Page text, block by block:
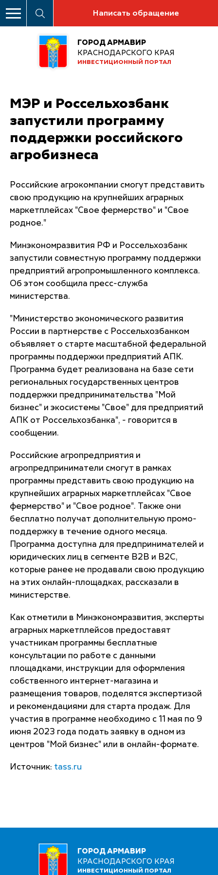
Написать обращение
ГОРОД АРМАВИР
КРАСНОДАРСКОГО КРАЯ
ИНВЕСТИЦИОННЫЙ ПОРТАЛ
МЭР и Россельхозбанк
запустили программу
поддержки российского
агробизнеса
Российские агрокомпании смогут представить
свою продукцию на крупнейших аграрных
маркетплейсах "Свое фермерство" и "Свое
родное."
Минэкономразвития РФ и Россельхозбанк
запустили совместную программу поддержки
предприятий агропромышленного комплекса.
Об этом сообщила пресс-служба
министерства.
"Министерство экономического развития
России в партнерстве с Россельхозбанком
объявляет о старте масштабной федеральной
программы поддержки предприятий АПК.
Программа будет реализована на базе сети
региональных государственных центров
поддержки предпринимательства "Мой
бизнес" и экосистемы "Свое" для предприятий
АПК от Россельхозбанка", - говорится в
сообщении.
Российские агропредприятия и
агропредприниматели смогут в рамках
программы представить свою продукцию на
крупнейших аграрных маркетплейсах "Свое
фермерство" и "Свое родное". Также они
бесплатно получат дополнительную промо-
поддержку в течение одного месяца.
Программа доступна для предпринимателей и
юридических лиц в сегменте В2В и В2С,
которые ранее не продавали свою продукцию
на этих онлайн-площадках, рассказали в
министерстве.
Как отметили в Минэкономразвития, эксперты
аграрных маркетплейсов предоставят
участникам программы бесплатные
консультации по работе с данными
площадками, инструкции для оформления
собственного интернет-магазина и
размещения товаров, поделятся экспертизой
и рекомендациями для старта продаж. Для
участия в программе необходимо с 11 мая по 9
июня 2023 года подать заявку в одном из
центров "Мой бизнес" или в онлайн-формате.
Источник: tass.ru
ГОРОД АРМАВИР
КРАСНОДАРСКОГО КРАЯ
ИНВЕСТИЦИОННЫЙ ПОРТАЛ